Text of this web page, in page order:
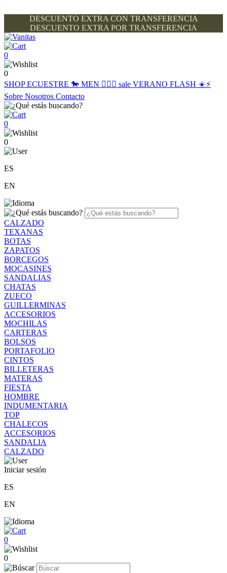
DESCUENTO EXTRA CON TRANSFERENCIA
DESCUENTO EXTRA POR TRANSFERENCIA
0
0
SHOPECUESTRE 🐎 MEN 🙋🏽‍♂️ sale VERANO FLASH ☀️⚡️
Sobre Nosotros Contacto
0
0
ES
EN
CALZADO
TEXANAS
BOTAS
ZAPATOS
BORCEGOS
MOCASINES
SANDALIAS
CHATAS
ZUECO
GUILLERMINAS
ACCESORIOS
MOCHILAS
CARTERAS
BOLSOS
PORTAFOLIO
CINTOS
BILLETERAS
MATERAS
FIESTA
HOMBRE
INDUMENTARIA
TOP
CHALECOS
ACCESORIOS
SANDALIA
CALZADO
Iniciar sesión
ES
EN
0
0